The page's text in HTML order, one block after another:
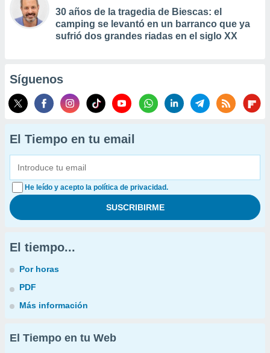
30 años de la tragedia de Biescas: el
camping se levantó en un barranco que ya
sufrió dos grandes riadas en el siglo XX
Síguenos
El Tiempo en tu email
He leído y acepto la política de privacidad.
El tiempo...
Por horas
PDF
Más información
El Tiempo en tu Web